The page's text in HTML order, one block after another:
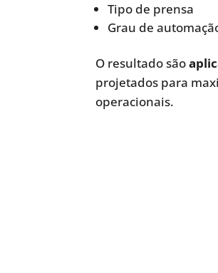
Tipo de prensa
Grau de
O resultado são
projetados para
operacionais.